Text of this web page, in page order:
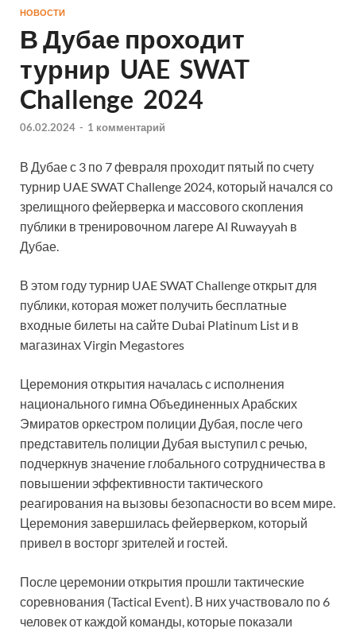
НОВОСТИ
В Дубае проходит
турнир UAE SWAT
Challenge 2024
06.02.2024 - 1 комментарий
В Дубае с 3 по 7 февраля проходит пятый по счету
турнир UAE SWAT Challenge 2024, который начался со
зрелищного фейерверка и массового скопления
публики в тренировочном лагере Al Ruwayyah в
Дубае.
В этом году турнир UAE SWAT Challenge открыт для
публики, которая может получить бесплатные
входные билеты на сайте Dubai Platinum List и в
магазинах Virgin Megastores
Церемония открытия началась с исполнения
национального гимна Объединенных Арабских
Эмиратов оркестром полиции Дубая, после чего
представитель полиции Дубая выступил с речью,
подчеркнув значение глобального сотрудничества в
повышении эффективности тактического
реагирования на вызовы безопасности во всем мире.
Церемония завершилась фейерверком, который
привел в восторг зрителей и гостей.
После церемонии открытия прошли тактические
соревнования (Tactical Event). В них участвовало по 6
человек от каждой команды, которые показали